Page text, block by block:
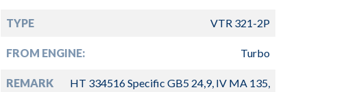
TYPE VTR 321-2P
FROM ENGINE: Turbo
REMARK
HT 334516 Specific GB5 24,9, IV MA 135,